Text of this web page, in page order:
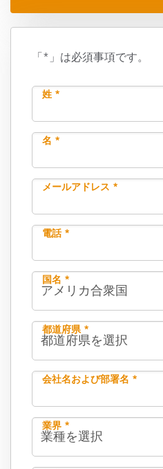
「*」は必須事項です。
姓 *
名 *
メールアドレス *
電話 *
国名 *
都道府県 *
会社名および部署名 *
業界 *